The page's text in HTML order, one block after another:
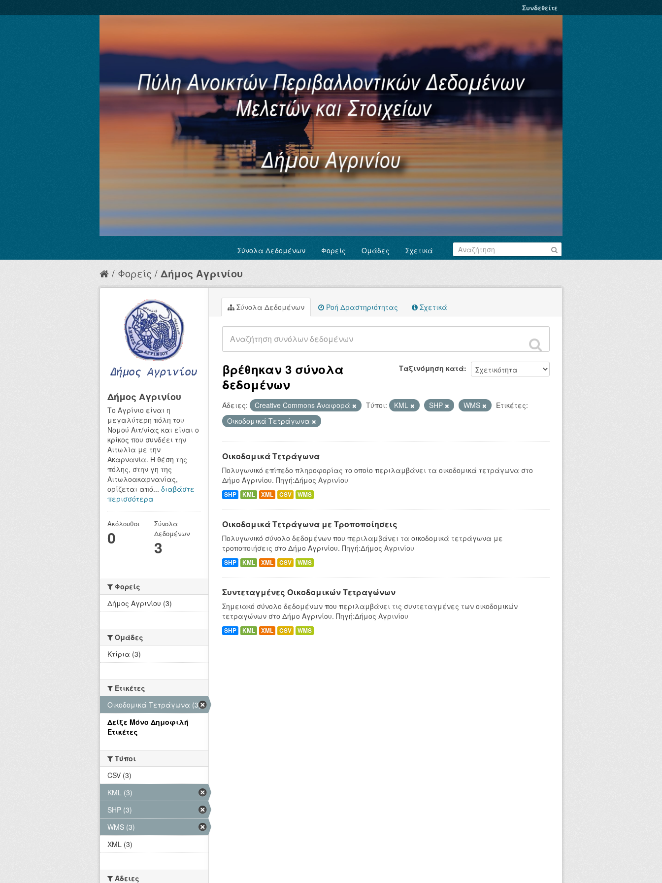
Συνδεθείτε
Σύνολα Δεδομένων Φορείς Ομάδες Σχετικά
Φορείς Δήμος Αγρινίου
Σύνολα Δεδομένων Ροή Δραστηριότητας Σχετικά
Ταξινόμηση κατά
βρέθηκαν 3 σύνολα
δεδομένων
Άδειες: Creative Commons Αναφορά Τύποι: KML SHP WMS
Ετικέτες:
Οικοδομικά Τετράγωνα
Οικοδομικά Τετράγωνα
Πολυγωνικό επίπεδο πληροφορίας το οποίο περιλαμβάνει τα οικοδομικά τετράγωνα στο
Δήμο Αγρινίου. Πηγή:Δήμος Αγρινίου
SHP KML XML CSV WMS
Οικοδομικά Τετράγωνα με Τροποποίησεις
Πολυγωνικό σύνολο δεδομένων που περιλαμβάνει τα οικοδομικά τετράγωνα με
τροποποιήσεις στο Δήμο Αγρινίου. Πηγή:Δήμος Αγρινίου
SHP KML XML CSV WMS
Συντεταγμένες Oικοδομικών Tετραγώνων
Σημειακό σύνολο δεδομένων που περιλαμβάνει τις συντεταγμένες των οικοδομικών
τετραγώνων στο Δήμο Αγρινίου. Πηγή:Δήμος Αγρινίου
SHP KML XML CSV WMS
Δήμος Αγρινίου
Το Αγρίνιο είναι η
μεγαλύτερη πόλη του
Νομού Αιτ/νίας και είναι ο
κρίκος που συνδέει την
Αιτωλία με την
Ακαρνανία. Η θέση της
πόλης, στην γη της
Αιτωλοακαρνανίας,
ορίζεται από... διαβάστε
περισσότερα
Ακόλουθοι
0
Σύνολα
Δεδομένων
3
Φορείς
Δήμος Αγρινίου (3)
Ομάδες
Κτίρια (3)
Ετικέτες
Οικοδομικά Τετράγωνα (3)
Δείξε Μόνο Δημοφιλή
Ετικέτες
Τύποι
CSV (3)
KML (3)
SHP (3)
WMS (3)
XML (3)
Άδειες